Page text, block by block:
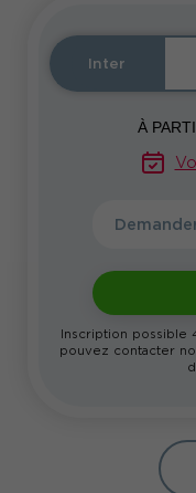
Inter
À
Inscription possible
pouvez contacter